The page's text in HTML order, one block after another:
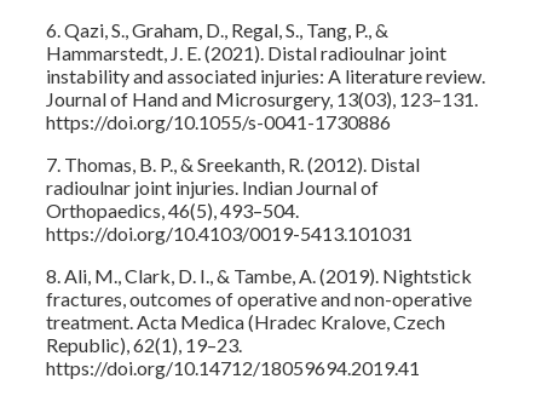
6. Qazi, S., Graham, D., Regal, S., Tang, P., &
Hammarstedt, J. E. (2021). Distal radioulnar joint
instability and associated injuries: A literature review.
Journal of Hand and Microsurgery, 13(03), 123–131.
https://doi.org/10.1055/s-0041-1730886
7. Thomas, B. P., & Sreekanth, R. (2012). Distal
radioulnar joint injuries. Indian Journal of
Orthopaedics, 46(5), 493–504.
https://doi.org/10.4103/0019-5413.101031
8. Ali, M., Clark, D. I., & Tambe, A. (2019). Nightstick
fractures, outcomes of operative and non-operative
treatment. Acta Medica (Hradec Kralove, Czech
Republic), 62(1), 19–23.
https://doi.org/10.14712/18059694.2019.41